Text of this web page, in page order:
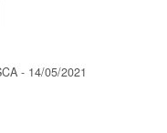
- 14/05/2021